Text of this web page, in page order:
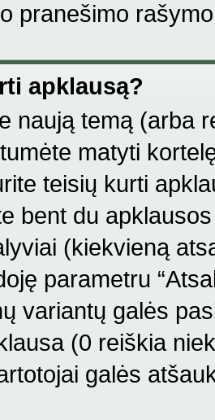
pranešimo
apklausą?
naują temą (arba
matyti
teisių kurti
bent du
(kiekvieną
parametru
variantų galės
(0 reiškia
galės